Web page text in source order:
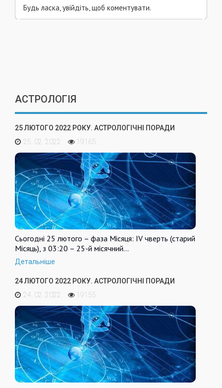
Будь ласка, увійдіть, щоб коментувати.
АСТРОЛОГІЯ
25 ЛЮТОГО 2022 РОКУ. АСТРОЛОГІЧНІ ПОРАДИ
25. 02. 2022
19165
Сьогодні 25 лютого – фаза Місяця: IV чверть (старий
Місяць), з 03:20 – 25-й місячний…
Детальніше
24 ЛЮТОГО 2022 РОКУ. АСТРОЛОГІЧНІ ПОРАДИ
24. 02. 2022
19155